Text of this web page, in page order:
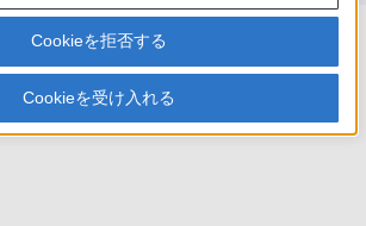
たいが、LINKランプが点灯していてもUPDATE
ンセントに接続していない場合は、アップデート
Cookieを拒否する
Cookieを受け入れる